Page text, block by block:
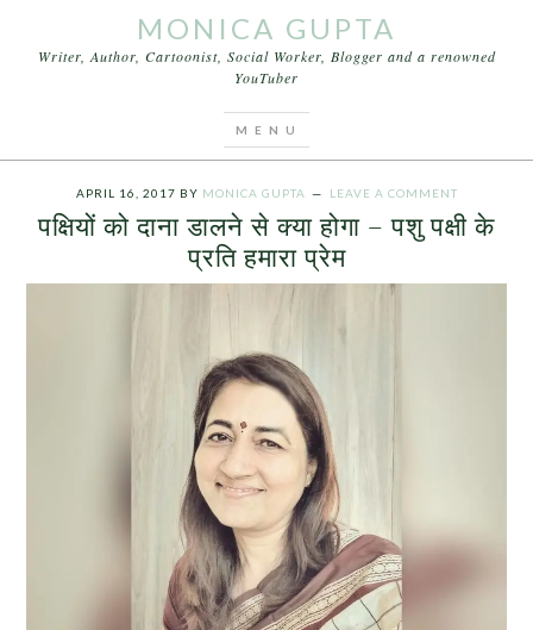
MONICA GUPTA
Writer, Author, Cartoonist, Social Worker, Blogger and a renowned
YouTuber
APRIL 16, 2017 BY MONICA GUPTA LEAVE A COMMENT
पक्षियों को दाना डालने से क्या होगा – पशु पक्षी के
प्रति हमारा प्रेम